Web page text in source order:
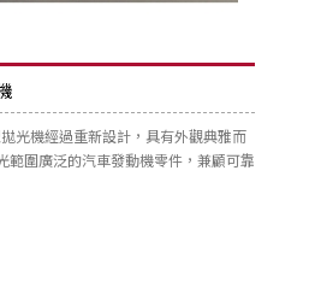
光機經過重新設計，具有外觀典雅而
範圍廣泛的汽車發動機零件，兼顧可靠